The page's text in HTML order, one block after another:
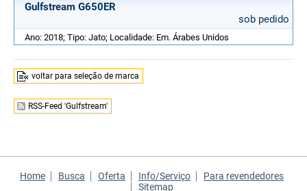
Gulfstream G650ER
sob pedido
Ano: 2018; Tipo: Jato; Localidade: Em. Árabes Unidos
voltar para seleção de marca
RSS-Feed 'Gulfstream'
Home Busca Oferta Info/Serviço
Para revendedores
Sitemap